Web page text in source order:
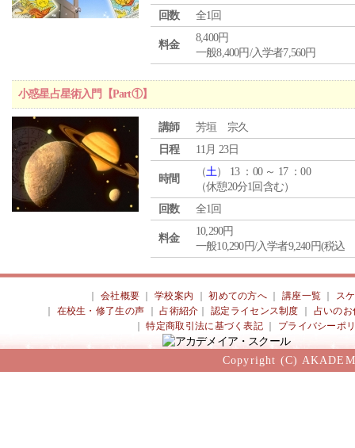
回数
全1回
料金
8,400円
一般8,400円/入学者7,560円
小惑星占星術入門【Part①】
講師
芳垣 宗久
日程
11月 23日
時間
（土） 13 ：00 ～ 17 ：00
（休憩20分1回含む）
回数
全1回
料金
10,290円
一般10,290円/入学者9,240円(税込
会社概要 ｜学校案内 ｜初めての方へ 講座一覧
ス
在校生・修了生の声 ｜占術紹介 ｜認定ライセンス制度
占いのお
｜特定商取引法に基づく表記 プライバシーポ
Copyright (C)